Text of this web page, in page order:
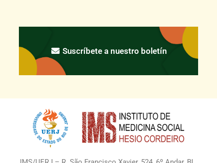
Suscríbete a nuestro boletín